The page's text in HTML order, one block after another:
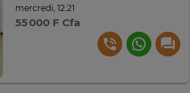
mercredi, 12:21
55 000 F Cfa